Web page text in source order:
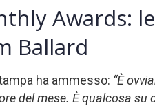
Awards: le
Ballard
ha ammesso: “È
del mese. È qualcosa su